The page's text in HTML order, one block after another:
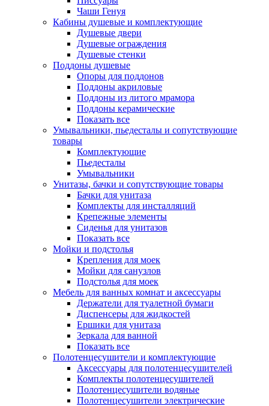
Чаши Генуя
Кабины душевые и комплектующие
Душевые двери
Душевые ограждения
Душевые стенки
Поддоны душевые
Опоры для поддонов
Поддоны акриловые
Поддоны из литого мрамора
Поддоны керамические
Показать все
Умывальники, пьедесталы и сопутствующие
товары
Комплектующие
Пьедесталы
Умывальники
Унитазы, бачки и сопутствующие товары
Бачки для унитаза
Комплекты для инсталляций
Крепежные элементы
Сиденья для унитазов
Показать все
Мойки и подстолья
Крепления для моек
Мойки для санузлов
Подстолья для моек
Мебель для ванных комнат и аксессуары
Держатели для туалетной бумаги
Диспенсеры для жидкостей
Ершики для унитаза
Зеркала для ванной
Показать все
Полотенцесушители и комплектующие
Аксессуары для полотенцесушителей
Комплекты полотенцесушителей
Полотенцесушители водяные
Полотенцесушители электрические